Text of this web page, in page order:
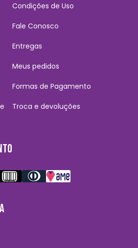
Condições de Uso
Fale Conosco
Entregas
Meus pedidos
Formas de Pagamento
Troca e devoluções